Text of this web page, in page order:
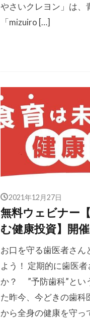
やさいクレヨン」は、
「mizuiro […]
2021年12月27日
無料ウェビナー
む健康投資】開催
お口を守る歯医者さん
よう！ 定期的に歯医
か？ ”予防歯科”とい
た昨今、今どきの歯科
から全身の健康を守っ